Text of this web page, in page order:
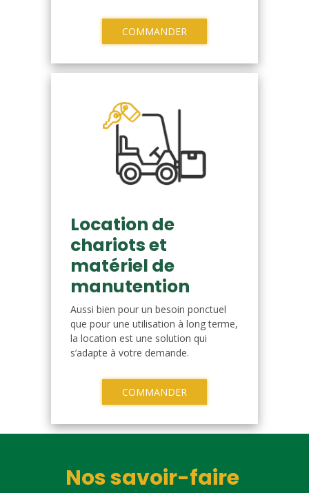
COMMANDER
Location de
chariots et
matériel de
manutention
Aussi bien pour un besoin ponctuel
que pour une utilisation à long terme,
la location est une solution qui
s’adapte à votre demande.
COMMANDER
Nos savoir-faire